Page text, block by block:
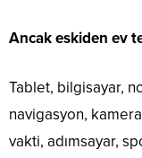
Ancak eskiden ev
Tablet, bilgisayar,
navigasyon,
vakti, adımsayar,